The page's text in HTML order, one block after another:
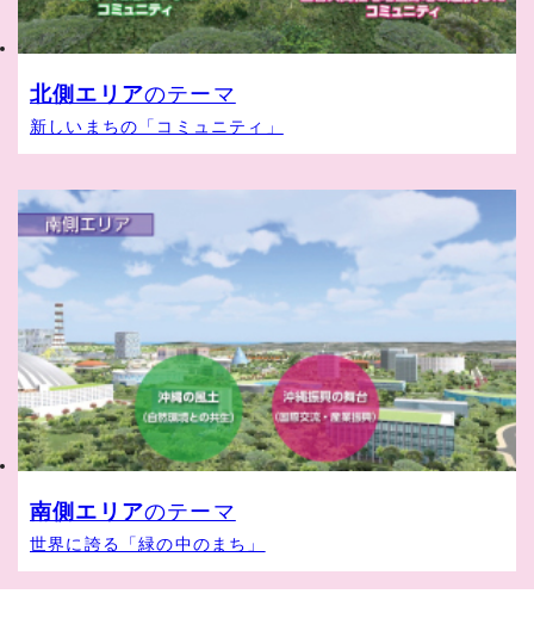
北側エリアのテーマ
新しいまちの「コミュニティ」
南側エリアのテーマ
世界に誇る「緑の中のまち」